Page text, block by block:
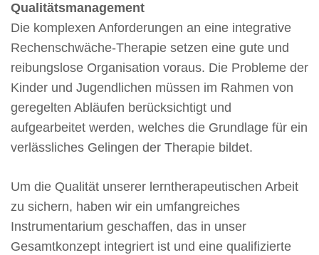
Qualitätsmanagement
Die komplexen Anforderungen an eine integrative
Rechenschwäche-Therapie setzen eine gute und
reibungslose Organisation voraus. Die Probleme der
Kinder und Jugendlichen müssen im Rahmen von
geregelten Abläufen berücksichtigt und
aufgearbeitet werden, welches die Grundlage für ein
verlässliches Gelingen der Therapie bildet.
Um die Qualität unserer lerntherapeutischen Arbeit
zu sichern, haben wir ein umfangreiches
Instrumentarium geschaffen, das in unser
Gesamtkonzept integriert ist und eine qualifizierte